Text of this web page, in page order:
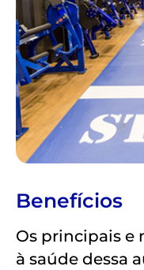
Benefícios
Os principais e
à saúde dessa